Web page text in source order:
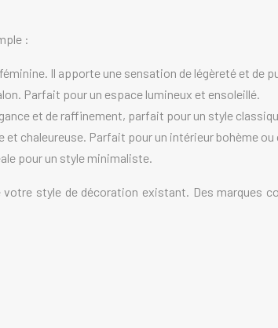
:
Il apporte une sensation de légèreté et de
Parfait pour un espace lumineux et ensoleillé.
et de raffinement, parfait pour un style
chaleureuse. Parfait pour un intérieur bohème
pour un style minimaliste.
style de décoration existant. Des marques